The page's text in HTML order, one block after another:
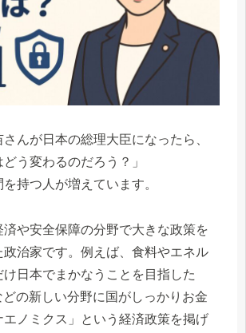
さんが日本の総理大臣になったら、
う変わるのだろう？」
持つ人が増えています。
や安全保障の分野で大きな政策を
治家です。例えば、食料やエネル
日本でまかなうことを目指した
どの新しい分野に国がしっかりお金
エノミクス」という経済政策を掲げ